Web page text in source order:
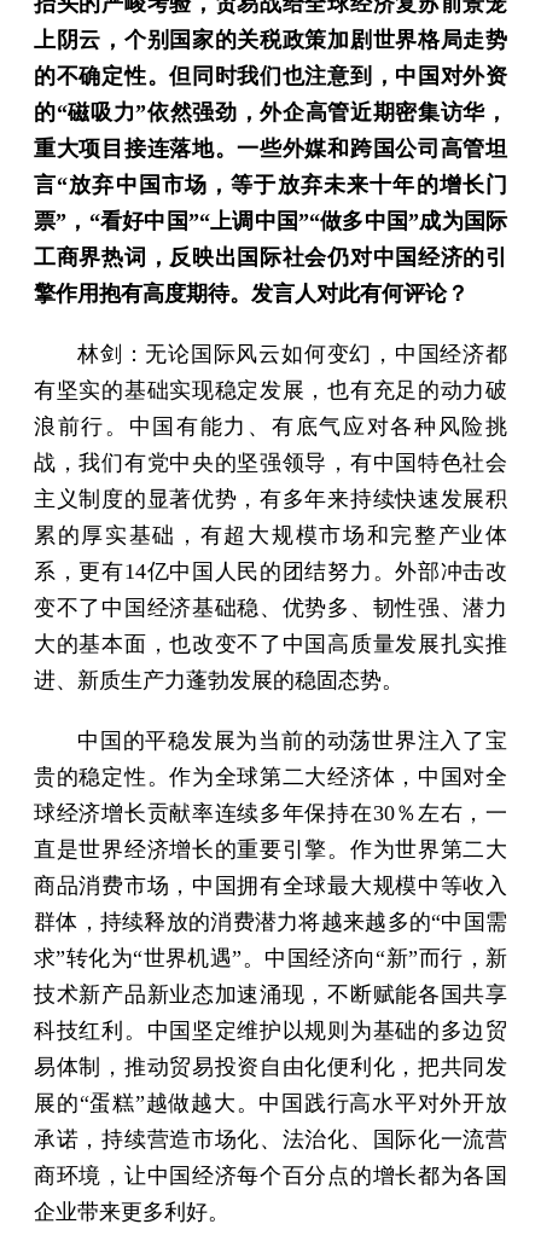
上阴云，个别国家的关税政策加剧世界格局走势
的不确定性。但同时我们也注意到，中国对外资
的“磁吸力”依然强劲，外企高管近期密集访华，
重大项目接连落地。一些外媒和跨国公司高管坦
言“放弃中国市场，等于放弃未来十年的增长门
票”，“看好中国”“上调中国”“做多中国”成为国际
工商界热词，反映出国际社会仍对中国经济的引
擎作用抱有高度期待。发言人对此有何评论？
林剑：无论国际风云如何变幻，中国经济都
有坚实的基础实现稳定发展，也有充足的动力破
浪前行。中国有能力、有底气应对各种风险挑
战，我们有党中央的坚强领导，有中国特色社会
主义制度的显著优势，有多年来持续快速发展积
累的厚实基础，有超大规模市场和完整产业体
系，更有14亿中国人民的团结努力。外部冲击改
变不了中国经济基础稳、优势多、韧性强、潜力
大的基本面，也改变不了中国高质量发展扎实推
进、新质生产力蓬勃发展的稳固态势。
中国的平稳发展为当前的动荡世界注入了宝
贵的稳定性。作为全球第二大经济体，中国对全
球经济增长贡献率连续多年保持在30％左右，一
直是世界经济增长的重要引擎。作为世界第二大
商品消费市场，中国拥有全球最大规模中等收入
群体，持续释放的消费潜力将越来越多的“中国需
求”转化为“世界机遇”。中国经济向“新”而行，新
技术新产品新业态加速涌现，不断赋能各国共享
科技红利。中国坚定维护以规则为基础的多边贸
易体制，推动贸易投资自由化便利化，把共同发
展的“蛋糕”越做越大。中国践行高水平对外开放
承诺，持续营造市场化、法治化、国际化一流营
商环境，让中国经济每个百分点的增长都为各国
企业带来更多利好。